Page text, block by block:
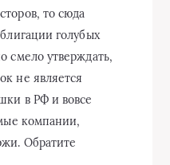
то сюда
голубых
смело утверждать,
не является
в РФ и вовсе
компании,
Обратите